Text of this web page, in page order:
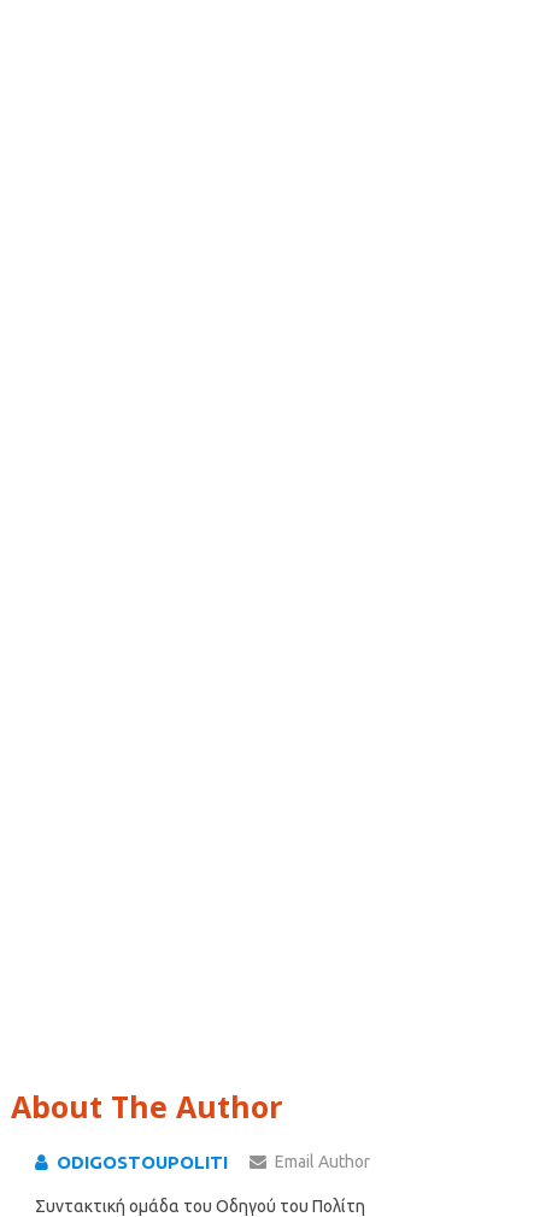
About The Author
ODIGOSTOUPOLITI Email Author
Συντακτική ομάδα του Οδηγού του Πολίτη